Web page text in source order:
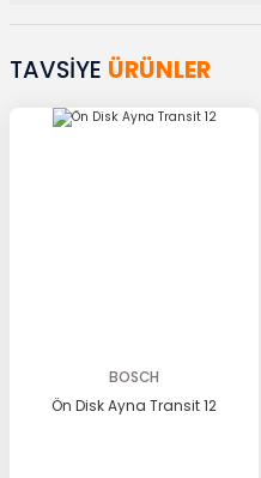
konularda yetersiz gördüğünüz
tarafımıza iletebilirsiniz.
Görüş ve önerileriniz için
TAVSİYE ÜRÜNLER
BOSCH
Ön Disk Ayna Transit 12